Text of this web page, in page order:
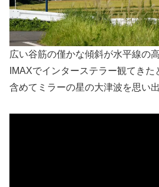
広い谷筋の僅かな傾斜が水平線の
IMAXでインターステラー観てき
含めてミラーの星の大津波を思い出